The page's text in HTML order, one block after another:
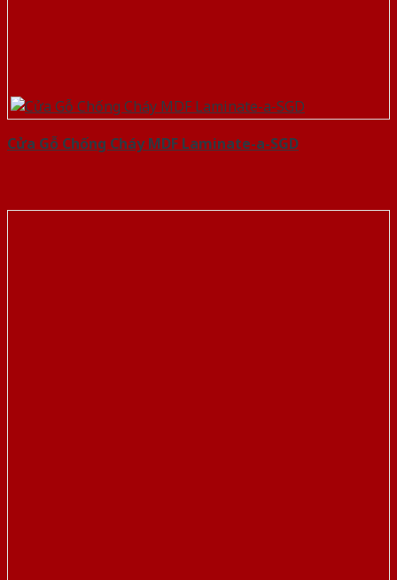
Cửa Gỗ Chống Cháy MDF Laminate-a-SGD